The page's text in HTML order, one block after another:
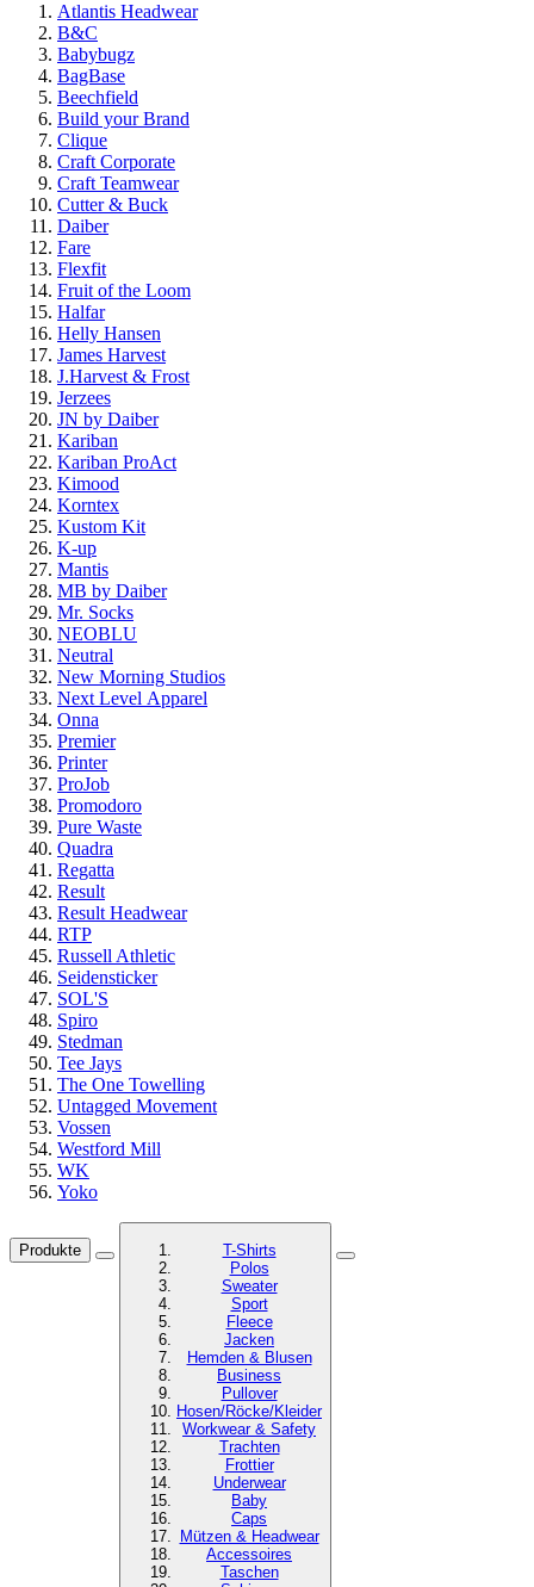
Atlantis Headwear
B&C
Babybugz
BagBase
Beechfield
Build your Brand
Clique
Craft Corporate
Craft Teamwear
Cutter & Buck
Daiber
Fare
Flexfit
Fruit of the Loom
Halfar
Helly Hansen
James Harvest
J.Harvest & Frost
Jerzees
JN by Daiber
Kariban
Kariban ProAct
Kimood
Korntex
Kustom Kit
K-up
Mantis
MB by Daiber
Mr. Socks
NEOBLU
Neutral
New Morning Studios
Next Level Apparel
Onna
Premier
Printer
ProJob
Promodoro
Pure Waste
Quadra
Regatta
Result
Result Headwear
RTP
Russell Athletic
Seidensticker
SOL'S
Spiro
Stedman
Tee Jays
The One Towelling
Untagged Movement
Vossen
Westford Mill
WK
Yoko
Produkte
T-Shirts
Polos
Sweater
Sport
Fleece
Jacken
Hemden & Blusen
Business
Pullover
Hosen/Röcke/Kleider
Workwear & Safety
Trachten
Frottier
Underwear
Baby
Caps
Mützen & Headwear
Accessoires
Taschen